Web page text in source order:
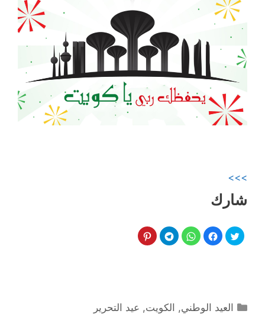
>>>
شارك
التصنيفات
العيد الوطني, الكويت, عيد التحرير